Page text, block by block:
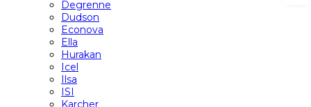
Degrenne
Dudson
Econova
Ella
Hurakan
Icel
Ilsa
ISI
Karcher